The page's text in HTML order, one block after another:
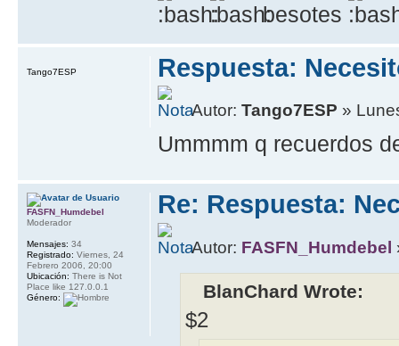
besotes
Respuesta:
Autor:Tango7ESP »
Ummmm q recuerdos
Tango7ESP
Re: Respuesta:
Autor: FASFN_Humdebel
BlanChard Wrote:
$2
FASFN_Humdebel
Moderador
Mensajes: 34
Registrado: Viernes, 24
Febrero 2006, 20:00
Ubicación: There is Not
Place like 127.0.0.1
Género: